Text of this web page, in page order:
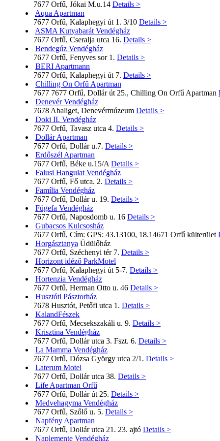
7677 Orfű, Jókai M.u.14 Details >
Aqua Apartman
7677 Orfű, Kalaphegyi út 1. 3/10 Details >
ASMA Kutyabarát Vendégház
7677 Orfű, Cseralja utca 16. Details >
Bendegúz Vendégház
7677 Orfű, Fenyves sor 1. Details >
BERI Apartmann
7677 Orfű, Kalaphegyi út 7. Details >
Chilling On Orfű Apartman
7677 7677 Orfű, Dollár út 25., Chilling On Orfű Apartman
Denevér Vendégház
7678 Abaliget, Denevérmúzeum Details >
Doki II. Vendégház
7677 Orfű, Tavasz utca 4. Details >
Dollár Apartman
7677 Orfű, Dollár u.7. Details >
Erdőszél Apartman
7677 Orfű, Béke u.15/A Details >
Falusi Hangulat Vendégház
7677 Orfű, Fő utca. 2. Details >
Família Vendégház
7677 Orfű, Dollár u. 19. Details >
Fügefa Vendégház
7677 Orfű, Naposdomb u. 16 Details >
Gubacsos Kulcsosház
7677 Orfű, Cím: GPS: 43.13100, 18.14671 Orfű külterület
Horgásztanya Üdülőház
7677 Orfű, Széchenyi tér 7. Details >
Horizont idéző ParkMotel
7677 Orfű, Kalaphegyi út 5-7. Details >
Hortenzia Vendégház
7677 Orfű, Herman Otto u. 46 Details >
Husztóti Pásztorház
7678 Husztót, Petőfi utca 1. Details >
KalandFészek
7677 Orfű, Mecsekszakáli u. 9. Details >
Krisztina Vendégház
7677 Orfű, Dollár utca 3. Fszt. 6. Details >
La Mamma Vendégház
7677 Orfű, Dózsa György utca 2/1. Details >
Laterum Motel
7677 Orfű, Dollár utca 38. Details >
Life Apartman Orfű
7677 Orfű, Dollár út 25. Details >
Medvehagyma Vendégház
7677 Orfű, Szőlő u. 5. Details >
Napfény Apartman
7677 Orfű, Dollár utca 21. 23. ajtó Details >
Naplemente Vendégház